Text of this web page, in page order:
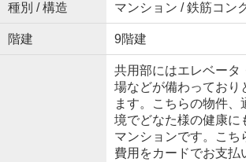
種別 / 構造 マンション / 鉄筋コン
階建 9階建
共用部にはエレベータ
場などが備わっており
ます。こちらの物件、
境でどなた様の健康に
マンションです。こち
費用をカードでお支払